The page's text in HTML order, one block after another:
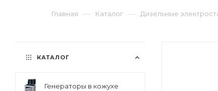
Главная — Каталог — Дизельные
КАТАЛОГ
Генераторы в кожухе